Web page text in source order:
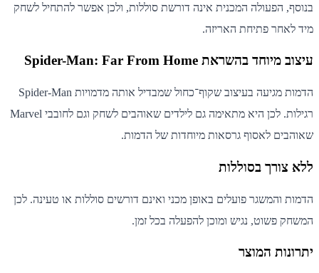
בנוסף, הפעולה המכנית אינה דורשת סוללות, ולכן אפשר להתחיל לשחק
מיד לאחר פתיחת האריזה.
עיצוב מיוחד בהשראת Spider-Man: Far From Home
הדמות מגיעה בעיצוב שקוף־כחול שמבדיל אותה מדמויות Spider-Man
רגילות. לכן היא מתאימה גם לילדים שאוהבים לשחק וגם לחובבי Marvel
שאוהבים לאסוף גרסאות מיוחדות של הדמות.
ללא צורך בסוללות
הדמות והמשגר פועלים באופן מכני ואינם דורשים סוללות או טעינה. לכן
המשחק פשוט, נגיש ומוכן להפעלה בכל זמן.
יתרונות המוצר